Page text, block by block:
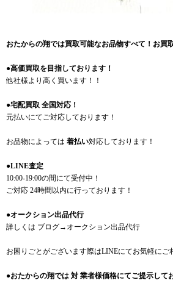
おたからの翔では買取可能なお品物すべて！お買
●高価買取を目指しております！
他社様より高く買います！！
●宅配買取 全国対応！
元払いにてご対応しております！
お品物によっては 着払い対応しております！
●LINE査定
10:00-19:00の間にて受付中！
ご対応 24時間以内に行っております！
●オークション出品代行
詳しくは ブログ→オークション出品代行
お困りごとがございます際はLINEにてお気軽にご
●おたからの翔では 対 業者様価格にてご提示して